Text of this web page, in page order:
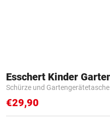
Schürze und Gartengerätetasche
€29,90